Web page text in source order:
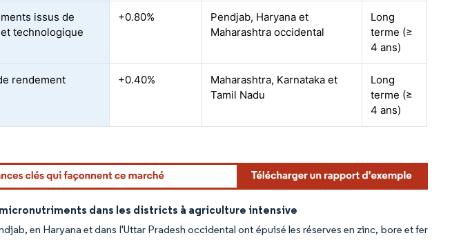
issus de
technologique
+0.80%
Pendjab, Haryana et
Maharashtra occidental
Long
terme (≥
4 ans)
rendement
+0.40%
Maharashtra, Karnataka et
Tamil Nadu
Long
terme (≥
4 ans)
dans les districts à agriculture intensive
en Haryana et dans l'Uttar Pradesh occidental ont épuisé les réserves en zinc, bore et fer